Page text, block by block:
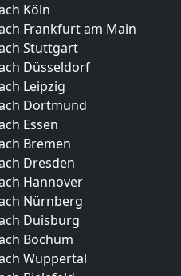
Köln
Frankfurt am Main
Stuttgart
Düsseldorf
Leipzig
Dortmund
Essen
Bremen
Dresden
Hannover
Nürnberg
Duisburg
Bochum
Wuppertal